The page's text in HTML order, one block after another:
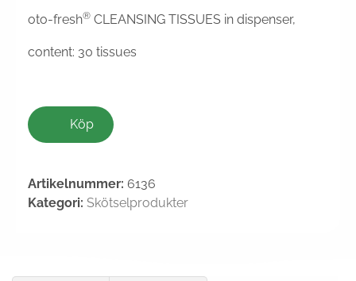
oto-fresh® CLEANSING TISSUES in dispenser,
content: 30 tissues
Köp
Artikelnummer: 6136
Kategori: Skötselprodukter